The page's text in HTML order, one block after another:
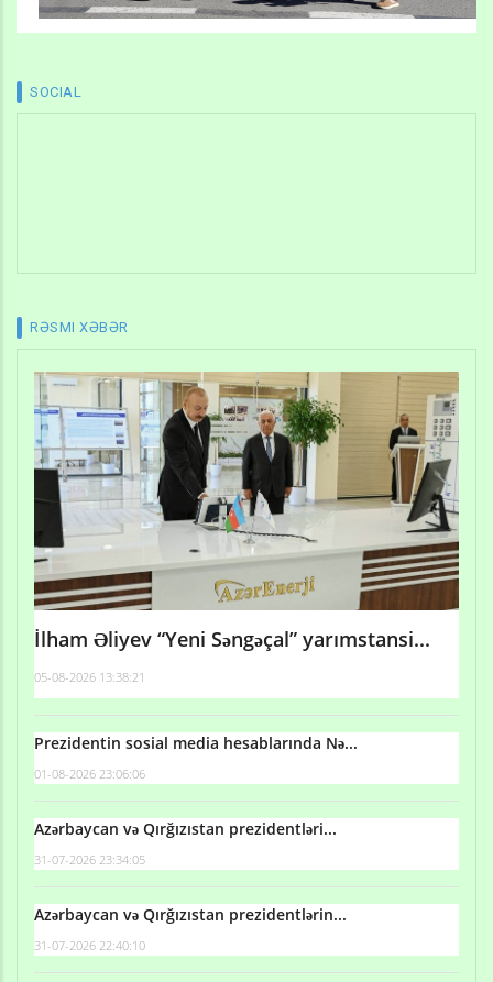
SOCIAL
RƏSMI XƏBƏR
İlham Əliyev “Yeni Səngəçal” yarımstansi...
05-08-2026 13:38:21
Prezidentin sosial media hesablarında Nə...
01-08-2026 23:06:06
Azərbaycan və Qırğızıstan prezidentləri...
31-07-2026 23:34:05
Azərbaycan və Qırğızıstan prezidentlərin...
31-07-2026 22:40:10